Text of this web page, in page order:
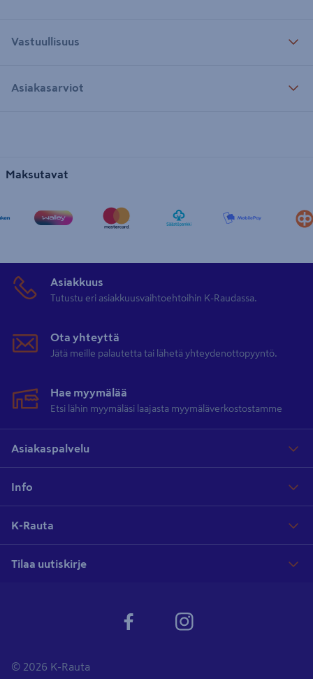
Vastuullisuus
Asiakasarviot
Maksutavat
Asiakkuus
Tutustu eri asiakkuusvaihtoehtoihin K-Raudassa.
Ota yhteyttä
Jätä meille palautetta tai lähetä yhteydenottopyyntö.
Hae myymälää
Etsi lähin myymäläsi laajasta myymäläverkostostamme
Asiakaspalvelu
Info
K-Rauta
Tilaa uutiskirje
© 2026 K-Rauta